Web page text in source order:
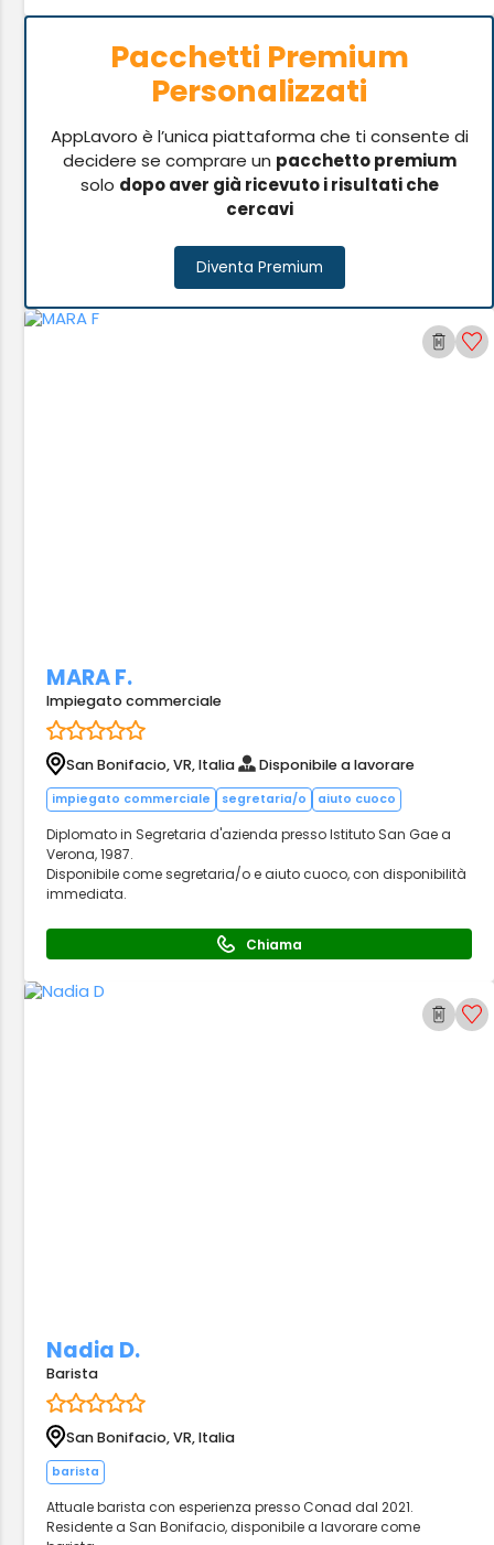
Pacchetti Premium
Personalizzati
AppLavoro è l’unica piattaforma che ti consente di
decidere se comprare un pacchetto premium
solo dopo aver già ricevuto i risultati che
cercavi
Diventa Premium
MARA F.
Impiegato commerciale
San Bonifacio, VR, Italia Disponibile a lavorare
impiegato commerciale segretaria/o aiuto cuoco
Diplomato in Segretaria d'azienda presso Istituto San Gae a
Verona, 1987.
Disponibile come segretaria/o e aiuto cuoco, con disponibilità
immediata.
Chiama
Nadia D.
Barista
San Bonifacio, VR, Italia
barista
Attuale barista con esperienza presso Conad dal 2021.
Residente a San Bonifacio, disponibile a lavorare come